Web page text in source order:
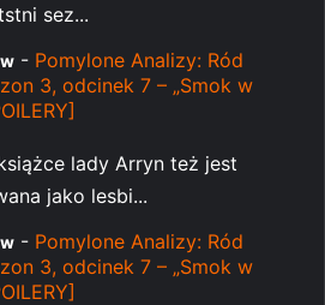
sez...
- Pomylone Analizy: Ród
3, odcinek 7 – „Smok w
lady Arryn też jest
jako lesbi...
- Pomylone Analizy: Ród
3, odcinek 7 – „Smok w